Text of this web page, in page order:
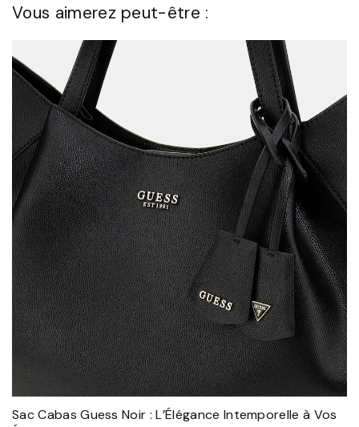
Vous aimerez peut-être :
Sac Cabas Guess Noir : L’Élégance Intemporelle à Vos